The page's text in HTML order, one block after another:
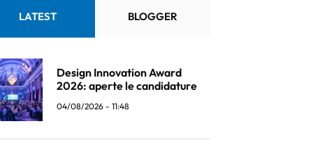
LATEST BLOGGER
Design Innovation Award
2026: aperte le candidature
04/08/2026 - 11:48